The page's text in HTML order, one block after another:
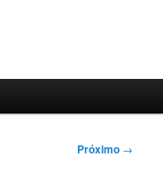
Próximo →